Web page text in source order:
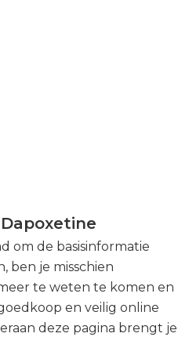
om de basisinformatie
ben je misschien
te weten te komen en
en veilig online
deze pagina brengt je